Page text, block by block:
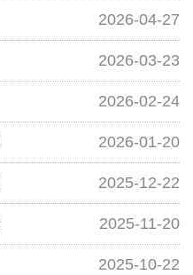
2026-04-27
2026-03-23
2026-02-24
2026-01-20
2025-12-22
2025-11-20
2025-10-22